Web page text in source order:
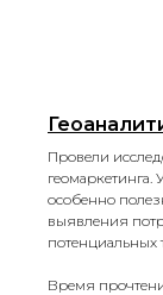
Провели
геомаркетинга.
особенно
выявления
потенциальных
Время